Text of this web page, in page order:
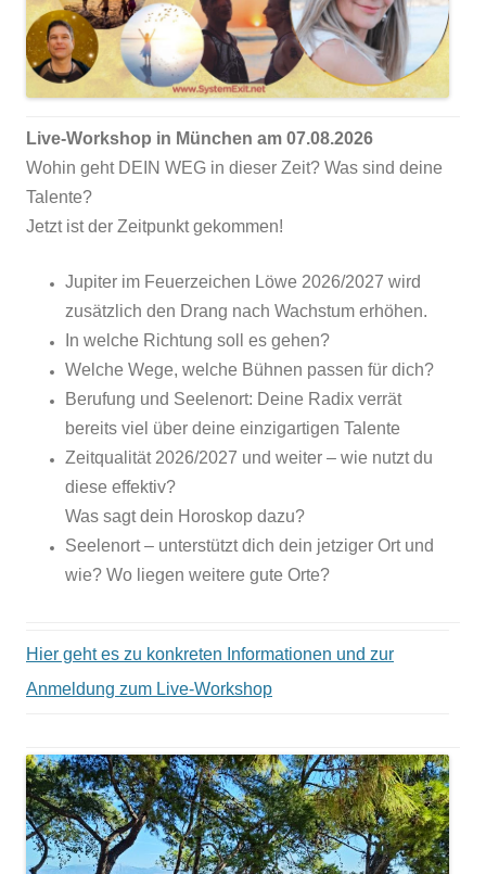
Live-Workshop in München am 07.08.2026
Wohin geht DEIN WEG in dieser Zeit? Was sind deine
Talente?
Jetzt ist der Zeitpunkt gekommen!
Jupiter im Feuerzeichen Löwe 2026/2027 wird
zusätzlich den Drang nach Wachstum erhöhen.
In welche Richtung soll es gehen?
Welche Wege, welche Bühnen passen für dich?
Berufung und Seelenort: Deine Radix verrät
bereits viel über deine einzigartigen Talente
Zeitqualität 2026/2027 und weiter – wie nutzt du
diese effektiv?
Was sagt dein Horoskop dazu?
Seelenort – unterstützt dich dein jetziger Ort und
wie? Wo liegen weitere gute Orte?
Hier geht es zu konkreten Informationen und zur
Anmeldung zum Live-Workshop